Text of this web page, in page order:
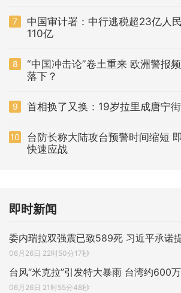
7
中国审计署：中行逃税超23亿人
110亿
8
“中国冲击论”卷土重来 欧洲警报
落下？
9 首相换了又换：19岁拉里成唐宁
10
台防长称大陆攻台预警时间缩短
快速应战
即时新闻
委内瑞拉双强震已致589死 习近平承诺
06月26日 22时50分17秒
台风“米克拉”引发特大暴雨 台湾约600
06月26日 21时55分48秒